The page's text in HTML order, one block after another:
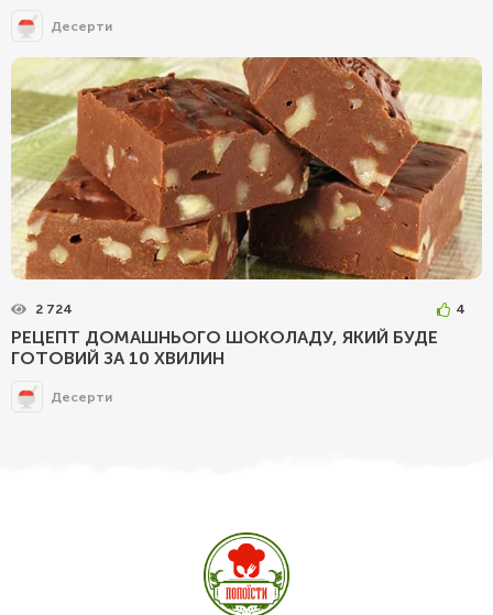
Десерти
2 724 4
РЕЦЕПТ ДОМАШНЬОГО ШОКОЛАДУ, ЯКИЙ БУДЕ
ГОТОВИЙ ЗА 10 ХВИЛИН
Десерти